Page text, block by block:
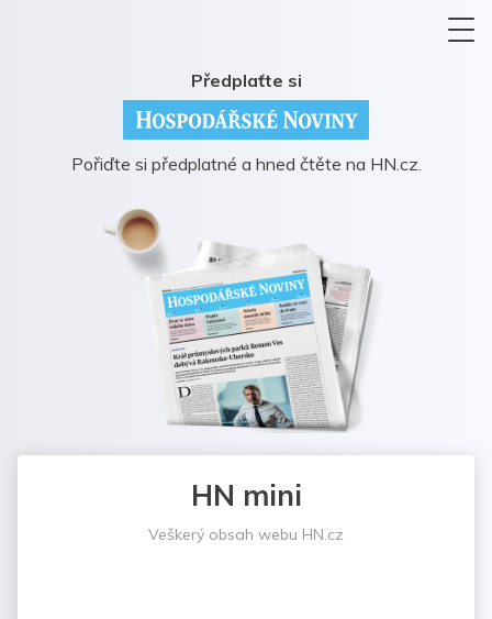
Předplaťte si
Pořiďte si předplatné a hned čtěte na HN.cz.
HN mini
Veškerý obsah webu HN.cz